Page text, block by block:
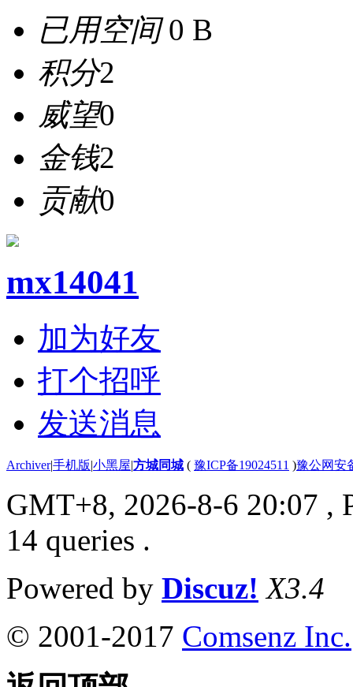
已用空间0 B
积分2
威望0
金钱2
贡献0
mx14041
加为好友
打个招呼
发送消息
Archiver|手机版|小黑屋|方城同城 ( 豫ICP备19024511 )豫公网安
GMT+8, 2026-8-6 20:07 ,
14 queries .
Powered by Discuz! X3.4
© 2001-2017 Comsenz Inc.